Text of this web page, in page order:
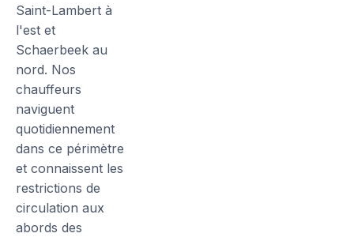
Saint-Lambert à
l'est et
Schaerbeek au
nord. Nos
chauffeurs
naviguent
quotidiennement
dans ce périmètre
et connaissent les
restrictions de
circulation aux
abords des